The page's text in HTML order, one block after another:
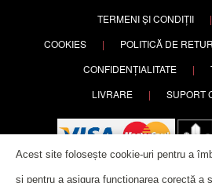
TERMENI ȘI CONDIȚII |
COOKIES
| POLITICĂ DE RETUR
CONFIDENȚIALITATE
|
LIVRARE
| SUPORT
Acest site folosește cookie-uri pentru a
și pentru a asigura funcționarea corectă a